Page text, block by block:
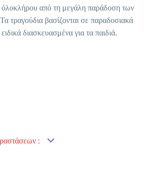
όλοκλήρου από τη μεγάλη παράδοση των
τραγούδια βασίζονται σε παραδοσιακά
διασκευασμένα για τα παιδιά.
: